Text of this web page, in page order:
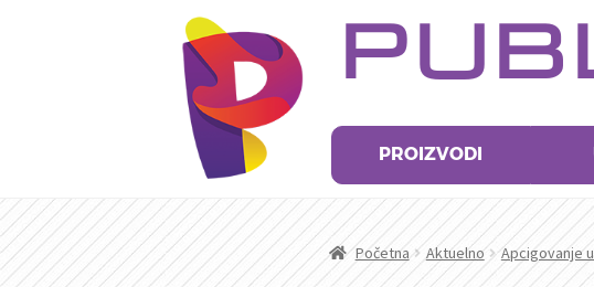
Preskoči
navigaciju
Skoči
sadržaj
PROIZVODI
Početna Aktuelno Apcigovanje